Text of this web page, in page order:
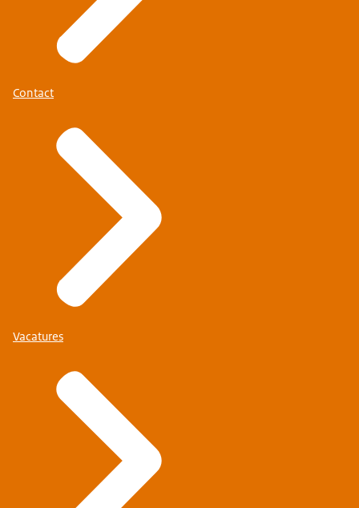
Contact
Vacatures